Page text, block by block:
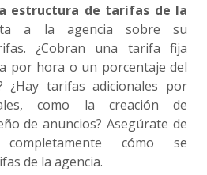
estructura de tarifas de la
a la agencia sobre su
¿Cobran una tarifa fija
por hora o un porcentaje del
¿Hay tarifas adicionales por
como la creación de
de anuncios? Asegúrate de
cómo se
de la agencia.